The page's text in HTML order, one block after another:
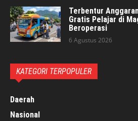
Terbentur
Gratis Pelajar di
Beroperasi
6 Agustus 2026
KATEGORI TERPOPULER
Daerah
Nasional